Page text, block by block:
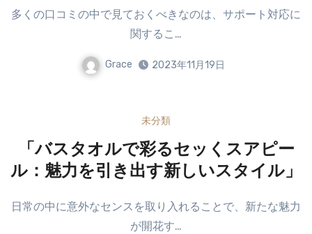
多くの口コミの中で見ておくべきなのは、サポート対応に
関するこ…
Grace 2023年11月19日
未分類
「バスタオルで彩るセッくスアピー
ル：魅力を引き出す新しいスタイル」
日常の中に意外なセンスを取り入れることで、新たな魅力
が開花す…